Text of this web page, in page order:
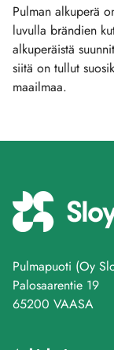
Pulman alkuperä
luvulla brändien
alkuperäistä
siitä on tullut
maailmaa.
Pulmapuoti (Oy
Palosaarentie 19
65200 VAASA